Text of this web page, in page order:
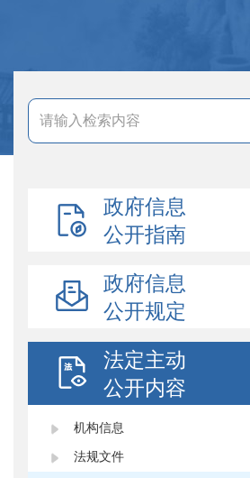
政府信息
公开指南
政府信息
公开规定
法定主动
公开内容
机构信息
法规文件